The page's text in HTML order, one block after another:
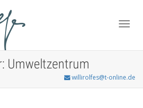
Umweltzentrum
willirolfes@t-online.de